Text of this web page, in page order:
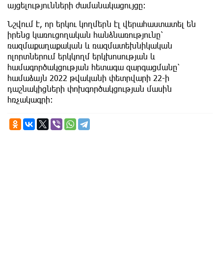
այցելությունների ժամանակացույցը:
Նշվում է, որ երկու կողմերն էլ վերահաստատել են
իրենց կառուցողական հանձնառությունը՝
ռազմաքաղաքական և ռազմատեխնիկական
ոլորտներում երկկողմ երկխոսության և
համագործակցության հետագա զարգացմանը՝
համաձայն 2022 թվականի փետրվարի 22-ի
դաշնակիցների փոխգործակցության մասին
հռչակագրի։